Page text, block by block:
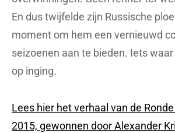
En dus twijfelde zijn Russische
moment om hem een vernieuwd
seizoenen aan te bieden. Iets
op inging.
Lees hier het verhaal van de
2015, gewonnen door Alexander